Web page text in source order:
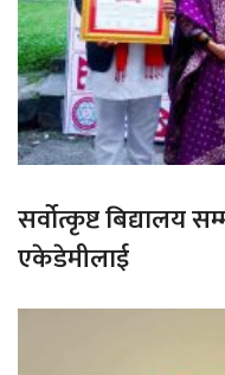
सर्वोत्कृष्ट बिद्यालय
एकेडेमीलाई